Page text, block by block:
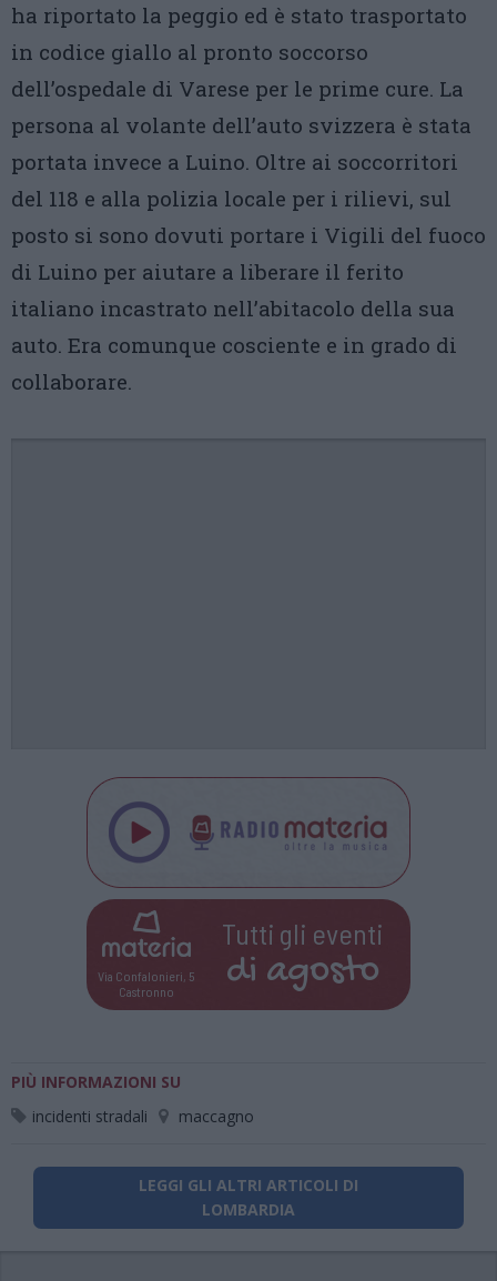
ha riportato la peggio ed è stato trasportato
in codice giallo al pronto soccorso
dell’ospedale di Varese per le prime cure. La
persona al volante dell’auto svizzera è stata
portata invece a Luino. Oltre ai soccorritori
del 118 e alla polizia locale per i rilievi, sul
posto si sono dovuti portare i Vigili del fuoco
di Luino per aiutare a liberare il ferito
italiano incastrato nell’abitacolo della sua
auto. Era comunque cosciente e in grado di
collaborare.
Via Confalonieri, 5
Castronno
Tutti gli eventi
di agosto
PIÙ INFORMAZIONI SU
incidenti stradali
maccagno
LEGGI GLI ALTRI ARTICOLI DI
LOMBARDIA